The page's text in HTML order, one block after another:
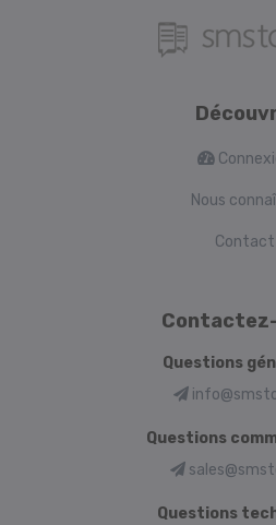
Nous
Contact
Questions
Questions
Questions